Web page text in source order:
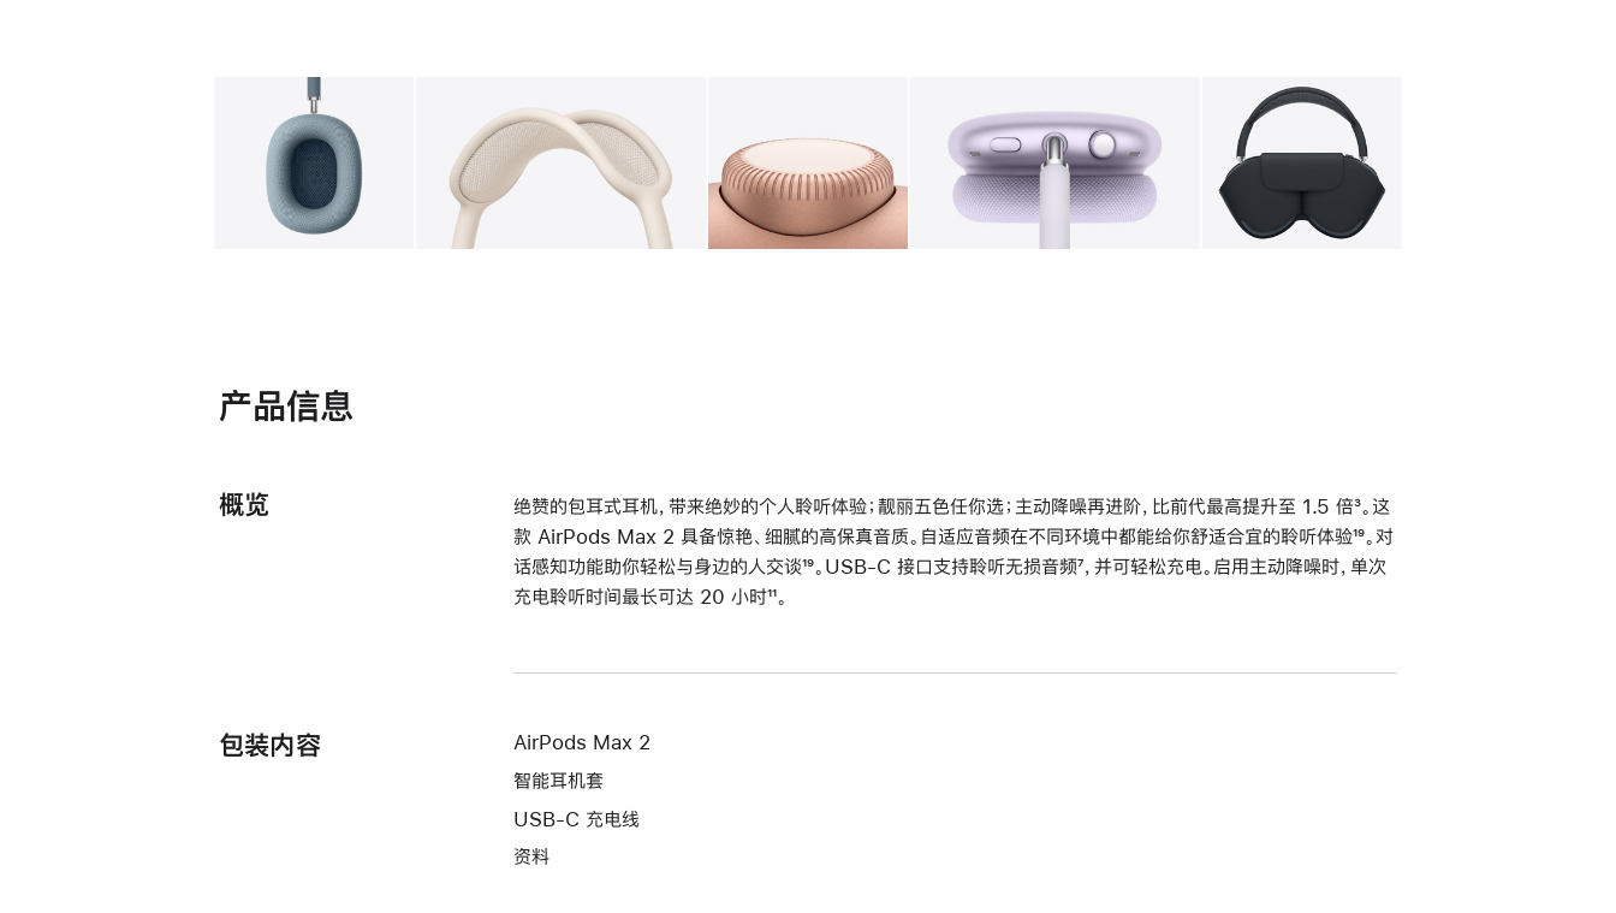
图库 图像 2 图库 图像 3 图库 图像 4 图像
产品信息
概览 绝赞的包耳式耳机，带来绝妙的个人聆听体验；靓丽五色任你选；主动降噪再进阶，比前代最高提升至 1.5 倍脚
注
³。这
款 AirPods Max 2 具备惊艳、细腻的高保真音质。自适应音频在不同环境中都能给你舒适合宜的聆听体验脚
注
¹⁹。对
话感知功能助你轻松与身边的人交谈脚
¹⁹。USB-C 接口支持聆听无损音频脚
⁷，并可轻松充电。启用主动降噪时，单次
充电聆听时间最长可达 20 小时脚
¹¹。
包装内容
AirPods Max 2
智能耳机套
USB-C 充电线
资料